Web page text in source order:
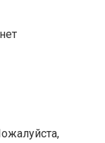
нет